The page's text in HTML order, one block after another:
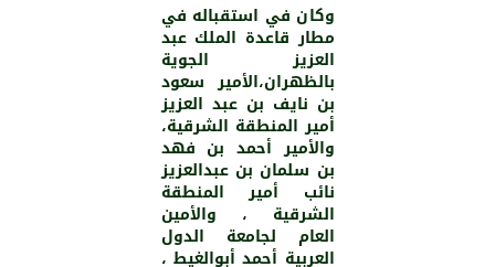
وكان في استقباله في
مطار قاعدة الملك عبد
العزيز الجوية
بالظهران،الأمير سعود
بن نايف بن عبد العزيز
أمير المنطقة الشرقية،
والأمير أحمد بن فهد
بن سلمان بن عبدالعزيز
نائب أمير المنطقة
الشرقية ، والأمين
العام لجامعة الدول
العربية أحمد أبوالغيط ،